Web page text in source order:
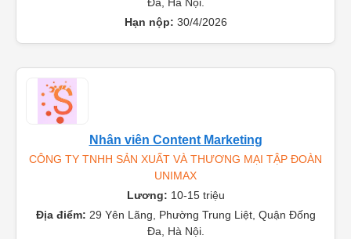
Đa, Hà Nội.
Hạn nộp: 30/4/2026
Nhân viên Content Marketing
CÔNG TY TNHH SẢN XUẤT VÀ THƯƠNG MẠI TẬP ĐOÀN
UNIMAX
Lương: 10-15 triệu
Địa điểm: 29 Yên Lãng, Phường Trung Liệt, Quận Đống
Đa, Hà Nội.